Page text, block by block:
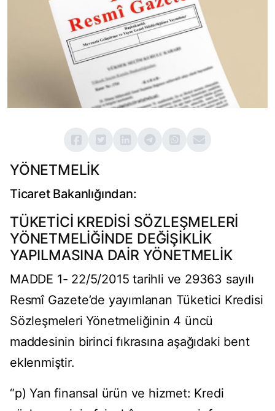
YÖNETMELİK
Ticaret Bakanlığından:
TÜKETİCİ KREDİSİ SÖZLEŞMELERİ
YÖNETMELİĞİNDE DEĞİŞİKLİK
YAPILMASINA DAİR YÖNETMELİK
MADDE 1- 22/5/2015 tarihli ve 29363 sayılı
Resmî Gazete’de yayımlanan Tüketici Kredisi
Sözleşmeleri Yönetmeliğinin 4 üncü
maddesinin birinci fıkrasına aşağıdaki bent
eklenmiştir.
“p) Yan finansal ürün ve hizmet: Kredi